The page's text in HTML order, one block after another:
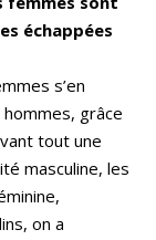
échappées
s’en
grâce
tout une
masculine, les
on a